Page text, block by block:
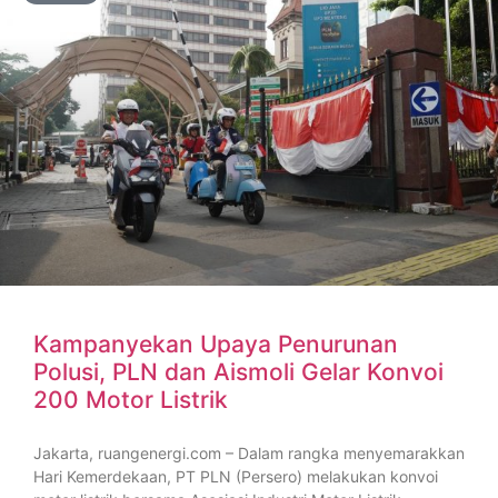
Kampanyekan Upaya Penurunan
Polusi, PLN dan Aismoli Gelar Konvoi
200 Motor Listrik
Jakarta, ruangenergi.com – Dalam rangka menyemarakkan
Hari Kemerdekaan, PT PLN (Persero) melakukan konvoi